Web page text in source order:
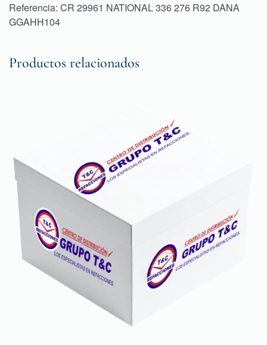
Referencia: CR 29961 NATIONAL 336 276 R92 DANA
GGAHH104
Productos relacionados